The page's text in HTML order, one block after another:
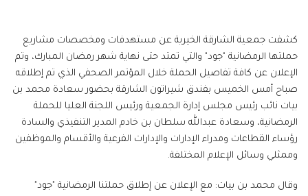
كشفت جمعية الشارقة الخيرية عن مستهدفات ومخصصات مشاريع
حملتها الرمضانية "جود" والتي تمتد حتى نهاية شهر رمضان المبارك، وتم
الإعلان عن كافة تفاصيل الحملة خلال المؤتمر الصحفي الذي تم إطلاقه
صباح أمس الخميس بفندق شيراتون الشارقة بحضور سعادة محمد بن
بيات نائب رئيس مجلس إدارة الجمعية ورئيس اللجنة العليا للحملة
الرمضانية، وسعادة عبدالله سلطان بن خادم المدير التنفيذي والسادة
رؤساء القطاعات ومدراء الإدارات والإدارات الفرعية والأقسام والموظفين
وممثلي وسائل الإعلام المختلفة.
وقال محمد بن بيات: مع الإعلان عن إطلاق حملتنا الرمضانية "جود"